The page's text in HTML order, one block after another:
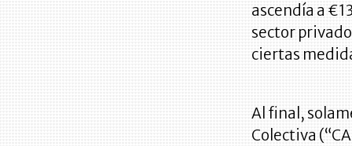
ascendía a
sector
ciertas
Al final,
Colectiva